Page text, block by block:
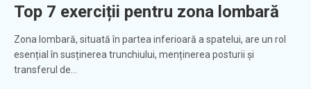
Top 7 exerciții pentru zona lombară
Zona lombară, situată în partea inferioară a spatelui, are un rol
esențial în susținerea trunchiului, menținerea posturii și
transferul de…